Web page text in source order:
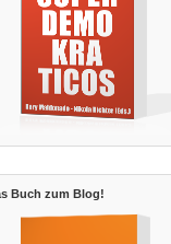
Buch zum Blog!